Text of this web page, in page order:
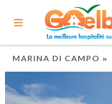
MARINA DI CAMPO